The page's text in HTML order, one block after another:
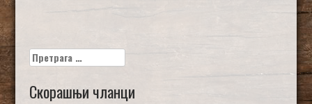
Претрага
за:
Скорашњи чланци